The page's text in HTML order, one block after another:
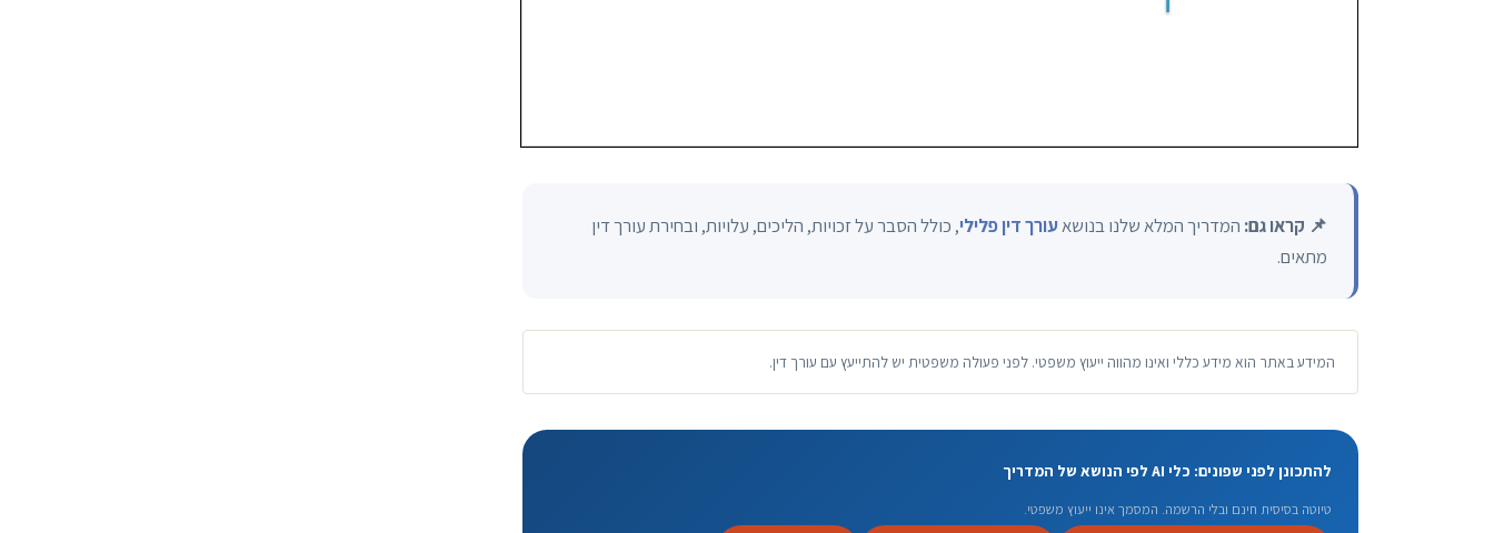
📌 קראו גם: המדריך המלא שלנו בנושאעורך דין פלילי, כולל הסבר על זכויות, הליכים, עלויות, ובחירת עורך דין
מתאים.
המידע באתר הוא מידע כללי ואינו מהווה ייעוץ משפטי. לפני פעולה משפטית יש להתייעץ עם עורך דין.
להתכונן לפני שפונים: כלי AI לפי הנושא של המדריך
טיוטה בסיסית חינם ובלי הרשמה. המסמך אינו ייעוץ משפטי.